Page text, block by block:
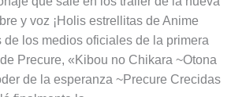
y voz ¡Holis estrellitas de Anime
de los medios oficiales de la primera
Precure, «Kibou no Chikara ~Otona
de la esperanza ~Precure Crecidas